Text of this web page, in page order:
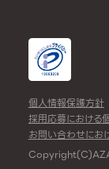
個人情報保護方針
採用応募における
お問い合わせにお